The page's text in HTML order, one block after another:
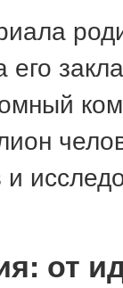
от